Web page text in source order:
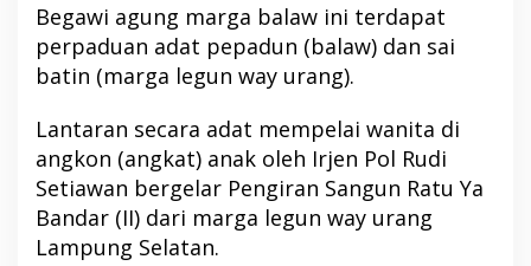
Begawi agung marga balaw ini terdapat
perpaduan adat pepadun (balaw) dan sai
batin (marga legun way urang).
Lantaran secara adat mempelai wanita di
angkon (angkat) anak oleh Irjen Pol Rudi
Setiawan bergelar Pengiran Sangun Ratu Ya
Bandar (II) dari marga legun way urang
Lampung Selatan.